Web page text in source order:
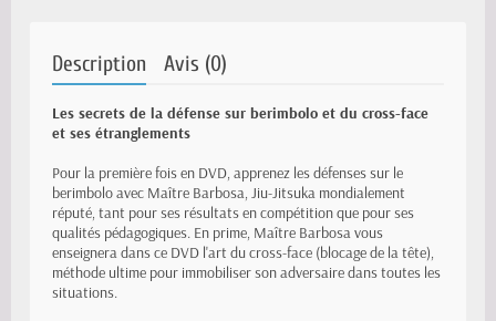
Description Avis (0)
Les secrets de la défense sur berimbolo et du cross-face
et ses étranglements
Pour la première fois en DVD, apprenez les défenses sur le
berimbolo avec Maître Barbosa, Jiu-Jitsuka mondialement
réputé, tant pour ses résultats en compétition que pour ses
qualités pédagogiques. En prime, Maître Barbosa vous
enseignera dans ce DVD l'art du cross-face (blocage de la tête),
méthode ultime pour immobiliser son adversaire dans toutes les
situations.